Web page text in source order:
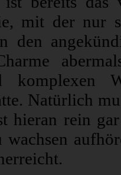
mit der nur
den
komplexen
Natürlich
hieran rein